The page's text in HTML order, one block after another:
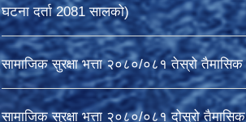
घटना दर्ता 2081 सालको)
सामाजिक सुरक्षा भत्ता २०८०/०८१ तेस्रो तैमासिक
सामाजिक सुरक्षा भत्ता २०८०/०८१ दोस्रो तैमासिक